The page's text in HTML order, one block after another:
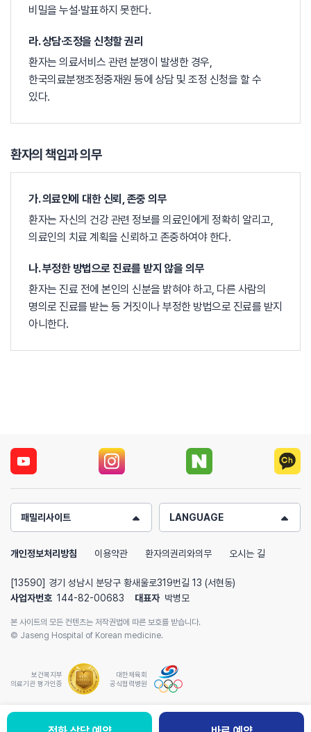
비밀을 누설·발표하지 못한다.
라. 상담·조정을 신청할 권리
환자는 의료서비스 관련 분쟁이 발생한 경우,
한국의료분쟁조정중재원 등에 상담 및 조정 신청을 할 수
있다.
환자의 책임과 의무
가. 의료인에 대한 신뢰, 존중 의무
환자는 자신의 건강 관련 정보를 의료인에게 정확히 알리고,
의료인의 치료 계획을 신뢰하고 존중하여야 한다.
나. 부정한 방법으로 진료를 받지 않을 의무
환자는 진료 전에 본인의 신분을 밝혀야 하고, 다른 사람의
명의로 진료를 받는 등 거짓이나 부정한 방법으로 진료를 받지
아니한다.
패밀리사이트 LANGUAGE
개인정보처리방침 이용약관 환자의권리와의무 오시는 길
[13590] 경기 성남시 분당구 황새울로319번길 13 (서현동)
사업자번호 144-82-00683 대표자 박병모
본 사이트의 모든 컨텐츠는 저작권법에 따른 보호를 받습니다.
© Jaseng Hospital of Korean medicine.
보건복지부
의료기관 평가인증
대한체육회
공식협력병원